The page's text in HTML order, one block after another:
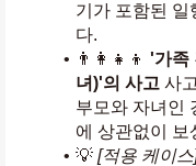
기가 포함된 일
다.
👨‍👩‍👧‍👦 '가족
녀)'의 사고 사
부모와 자녀인
에 상관없이 보
💡 [적용 케이